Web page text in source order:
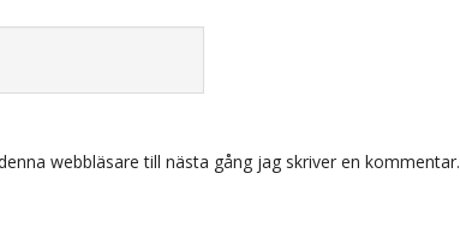
webbläsare till nästa gång jag skriver en kommentar.